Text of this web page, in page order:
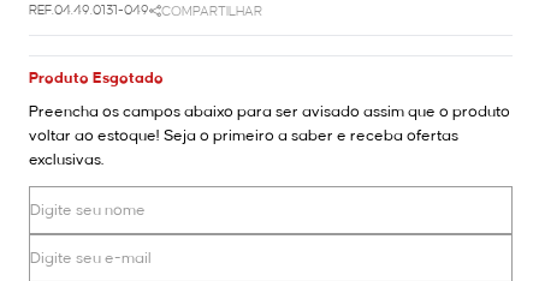
REF.04.49.0131-049 COMPARTILHAR
Produto Esgotado
Preencha os campos abaixo para ser avisado assim que o produto
voltar ao estoque! Seja o primeiro a saber e receba ofertas
exclusivas.